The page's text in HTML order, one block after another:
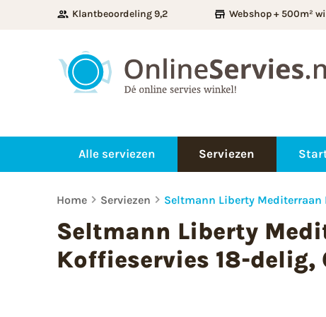
Klantbeoordeling 9,2 Webshop + 500m²
Alle serviezen Serviezen
Home Serviezen Seltmann Liberty Mediterraan
Seltmann Liberty
Koffieservies 18-delig,